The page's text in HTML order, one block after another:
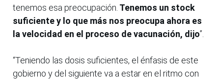
tenemos esa preocupación. Tenemos un stock
suficiente y lo que más nos preocupa ahora es
la velocidad en el proceso de vacunación, dijo”.
“Teniendo las dosis suficientes, el énfasis de este
gobierno y del siguiente va a estar en el ritmo con